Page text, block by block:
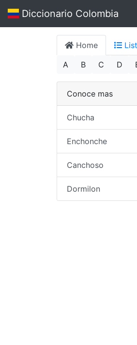
Diccionario Colombia
Home
A
B C D
Conoce mas
Chucha
Enchonche
Canchoso
Dormilon